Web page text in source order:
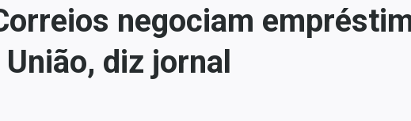
negociam
diz jornal